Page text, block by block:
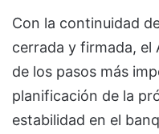
Con la continuidad
cerrada y firmada, el
de los pasos más
planificación de la
estabilidad en el